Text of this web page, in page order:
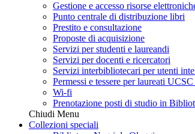
Gestione e accesso risorse
Punto centrale di distribuzione libri
Prestito e consultazione
Proposte di acquisizione
Servizi per studenti e laureandi
Servizi per docenti e ricercatori
Servizi interbibliotecari per utenti
Permessi e tessere per laureati
Wi-fi
Prenotazione posti di studio in
Chiudi Menu
Collezioni speciali